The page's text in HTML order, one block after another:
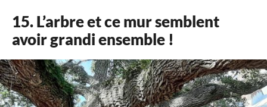
15. L’arbre et ce mur semblent
avoir grandi ensemble !